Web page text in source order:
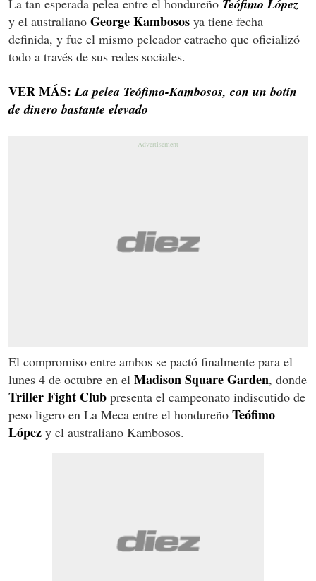
La tan esperada pelea entre el hondureño Teófimo López
y el australiano George Kambosos ya tiene fecha
definida, y fue el mismo peleador catracho que oficializó
todo a través de sus redes sociales.
VER MÁS: La pelea Teófimo-Kambosos, con un botín
de dinero bastante elevado
El compromiso entre ambos se pactó finalmente para el
lunes 4 de octubre en el Madison Square Garden, donde
Triller Fight Club presenta el campeonato indiscutido de
peso ligero en La Meca entre el hondureño Teófimo
López y el australiano Kambosos.